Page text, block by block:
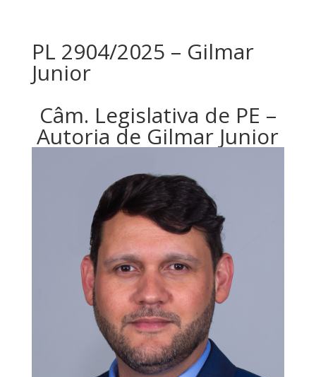
PL 2904/2025 – Gilmar
Junior
Câm. Legislativa de PE –
Autoria de Gilmar Junior